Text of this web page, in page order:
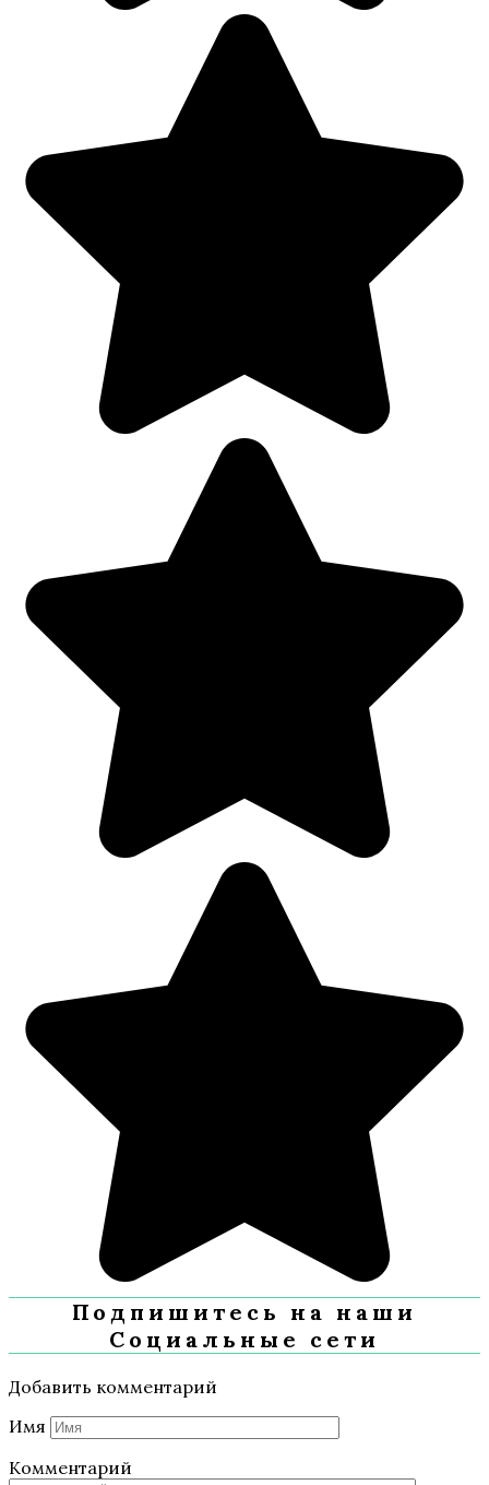
Подпишитесь на наши
Социальные сети
Добавить комментарий
Имя
Комментарий